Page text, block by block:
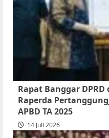
Akhir
Gubernur
atas
Persetujuan
Bersama
Pelaksanaan
APBD
2025
Rapat Banggar DPRD
Raperda
APBD TA 2025
14 Juli 2026